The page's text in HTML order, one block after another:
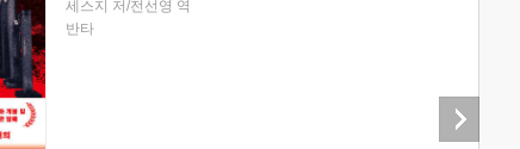
세스지 저/전선영 역
반타